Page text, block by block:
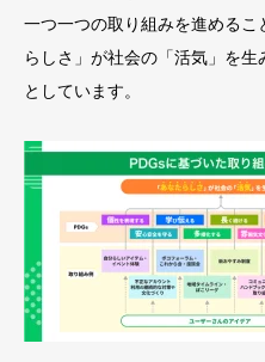
一つ一つの取り組みを進める
らしさ」が社会の「活気」を
としています。